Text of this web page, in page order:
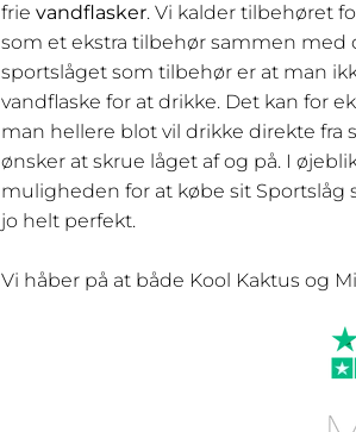
frie vandflasker. Vi kalder tilbehøret
som et ekstra tilbehør sammen med
sportslåget som tilbehør er at man
vandflaske for at drikke. Det kan for
man hellere blot vil drikke direkte fra
ønsker at skrue låget af og på. I
muligheden for at købe sit Sportslåg
jo helt perfekt.
Vi håber på at både Kool Kaktus og